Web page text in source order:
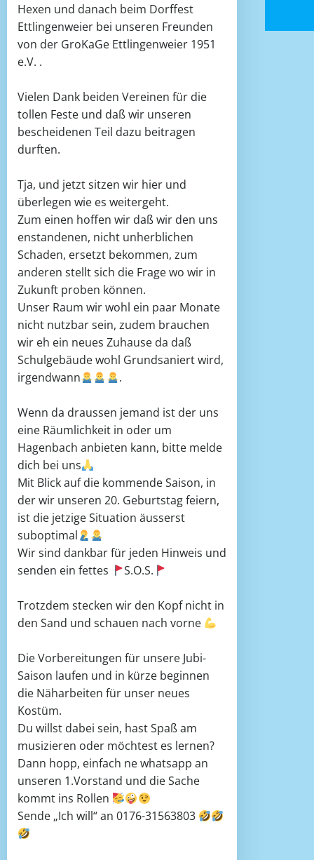
Hexen und danach beim Dorffest
Ettlingenweier bei unseren Freunden
von der GroKaGe Ettlingenweier 1951
e.V. .
Vielen Dank beiden Vereinen für die
tollen Feste und daß wir unseren
bescheidenen Teil dazu beitragen
durften.
Tja, und jetzt sitzen wir hier und
überlegen wie es weitergeht.
Zum einen hoffen wir daß wir den uns
enstandenen, nicht unherblichen
Schaden, ersetzt bekommen, zum
anderen stellt sich die Frage wo wir in
Zukunft proben können.
Unser Raum wir wohl ein paar Monate
nicht nutzbar sein, zudem brauchen
wir eh ein neues Zuhause da daß
Schulgebäude wohl Grundsaniert wird,
irgendwann
.
Wenn da draussen jemand ist der uns
eine Räumlichkeit in oder um
Hagenbach anbieten kann, bitte melde
dich bei uns
Mit Blick auf die kommende Saison, in
der wir unseren 20. Geburtstag feiern,
ist die jetzige Situation äusserst
suboptimal
Wir sind dankbar für jeden Hinweis und
senden ein fettes
S.O.S.
Trotzdem stecken wir den Kopf nicht in
den Sand und schauen nach vorne
Die Vorbereitungen für unsere Jubi-
Saison laufen und in kürze beginnen
die Näharbeiten für unser neues
Kostüm.
Du willst dabei sein, hast Spaß am
musizieren oder möchtest es lernen?
Dann hopp, einfach ne whatsapp an
unseren 1.Vorstand und die Sache
kommt ins Rollen
Sende „Ich will“ an 0176-31563803